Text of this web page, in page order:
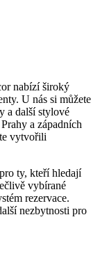
nabízí široký
U nás si můžete
a další stylové
a západních
vytvořili
ty, kteří hledají
vybírané
rezervace.
nezbytnosti pro